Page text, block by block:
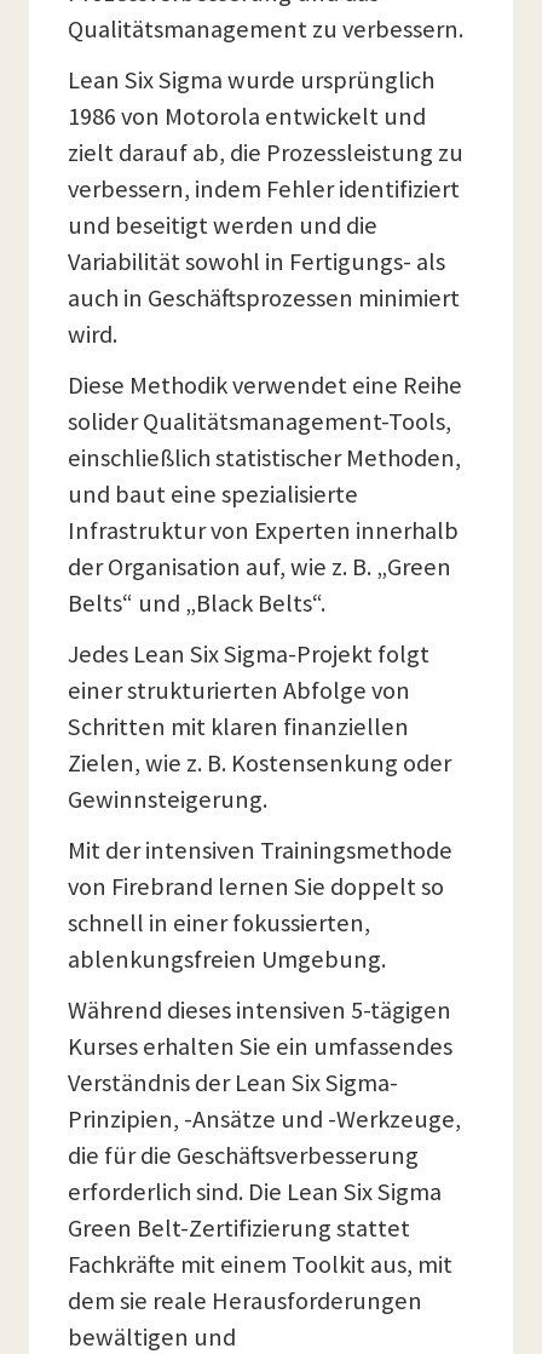
Qualitätsmanagement zu verbessern.
Lean Six Sigma wurde ursprünglich
1986 von Motorola entwickelt und
zielt darauf ab, die Prozessleistung zu
verbessern, indem Fehler identifiziert
und beseitigt werden und die
Variabilität sowohl in Fertigungs- als
auch in Geschäftsprozessen minimiert
wird.
Diese Methodik verwendet eine Reihe
solider Qualitätsmanagement-Tools,
einschließlich statistischer Methoden,
und baut eine spezialisierte
Infrastruktur von Experten innerhalb
der Organisation auf, wie z. B. „Green
Belts“ und „Black Belts“.
Jedes Lean Six Sigma-Projekt folgt
einer strukturierten Abfolge von
Schritten mit klaren finanziellen
Zielen, wie z. B. Kostensenkung oder
Gewinnsteigerung.
Mit der intensiven Trainingsmethode
von Firebrand lernen Sie doppelt so
schnell in einer fokussierten,
ablenkungsfreien Umgebung.
Während dieses intensiven 5-tägigen
Kurses erhalten Sie ein umfassendes
Verständnis der Lean Six Sigma-
Prinzipien, -Ansätze und -Werkzeuge,
die für die Geschäftsverbesserung
erforderlich sind. Die Lean Six Sigma
Green Belt-Zertifizierung stattet
Fachkräfte mit einem Toolkit aus, mit
dem sie reale Herausforderungen
bewältigen und